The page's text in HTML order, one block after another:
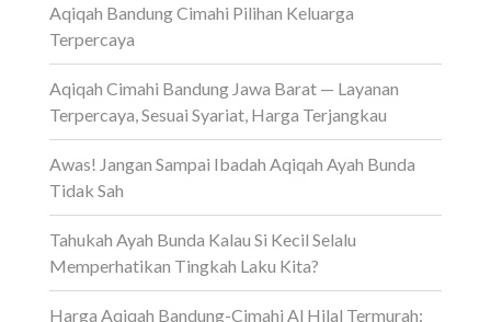
Aqiqah Bandung Cimahi Pilihan Keluarga
Terpercaya
Aqiqah Cimahi Bandung Jawa Barat — Layanan
Terpercaya, Sesuai Syariat, Harga Terjangkau
Awas! Jangan Sampai Ibadah Aqiqah Ayah Bunda
Tidak Sah
Tahukah Ayah Bunda Kalau Si Kecil Selalu
Memperhatikan Tingkah Laku Kita?
Harga Aqiqah Bandung-Cimahi Al Hilal Termurah: